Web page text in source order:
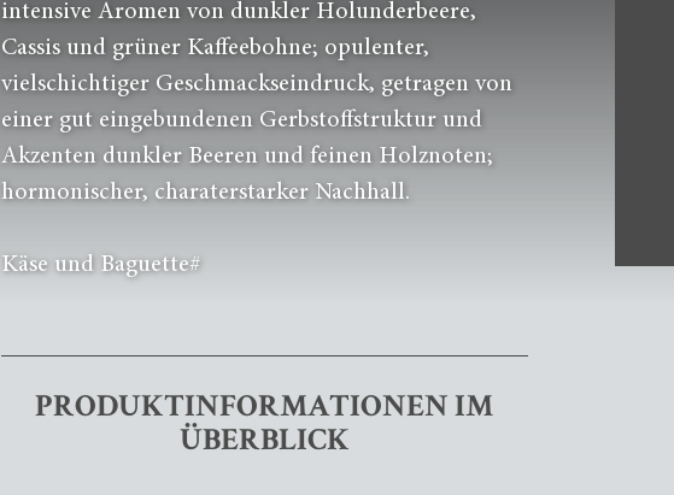
intensive Aromen von dunkler Holunderbeere,
Cassis und grüner Kaffeebohne; opulenter,
vielschichtiger Geschmackseindruck, getragen von
einer gut eingebundenen Gerbstoffstruktur und
Akzenten dunkler Beeren und feinen Holznoten;
hormonischer, charaterstarker Nachhall.
Käse und Baguette#
PRODUKTINFORMATIONEN IM
ÜBERBLICK